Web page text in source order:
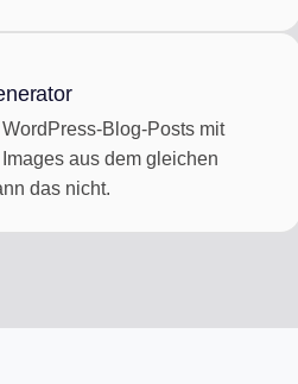
Blog-Posts mit
aus dem gleichen
das nicht.